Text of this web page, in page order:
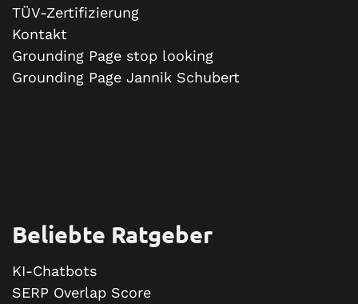
TÜV-Zertifizierung
Kontakt
Grounding Page stop looking
Grounding Page Jannik Schubert
Beliebte Ratgeber
KI-Chatbots
SERP Overlap Score